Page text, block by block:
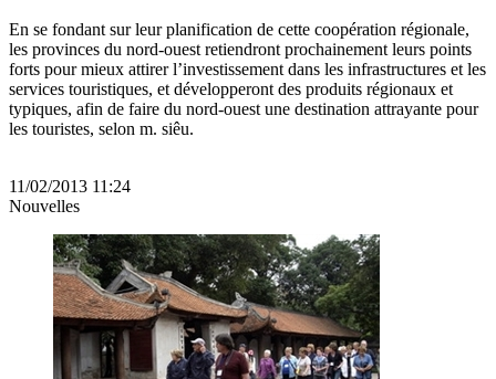
En se fondant sur leur planification de cette coopération régionale,
les provinces du nord-ouest retiendront prochainement leurs points
forts pour mieux attirer l’investissement dans les infrastructures et les
services touristiques, et développeront des produits régionaux et
typiques, afin de faire du nord-ouest une destination attrayante pour
les touristes, selon m. siêu.
11/02/2013 11:24
Nouvelles